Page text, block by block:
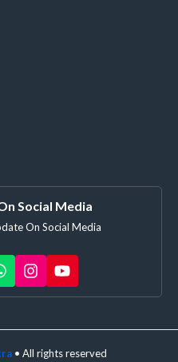
Social Media
On Social Media
• All rights reserved